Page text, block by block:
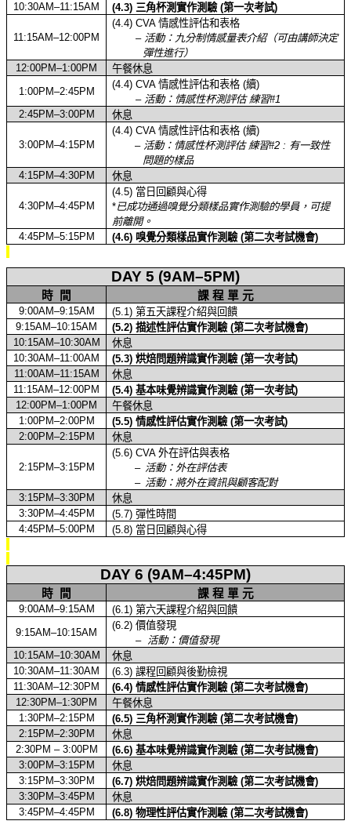
10:30AM–11:15AM
(4.3) 三角杯測實作測驗(第一次考試)
11:15AM–12:00PM
(4.4) CVA情感性評估和表格
– 活動：九分制情感量表介紹（可由講師決定
彈性進行）
12:00PM–1:00PM
午餐休息
1:00PM–2:45PM
(4.4) CVA情感性評估和表格 (續)
– 活動：情感性杯測評估 練習#1
2:45PM–3:00PM
休息
3:00PM–4:15PM
(4.4) CVA情感性評估和表格 (續)
– 活動：情感性杯測評估 練習#2 : 有一致性
問題的樣品
4:15PM–4:30PM
休息
4:30PM–4:45PM
(4.5) 當日回顧與心得
*已成功通過嗅覺分類樣品實作測驗的學員，可提
前離開。
4:45PM–5:15PM
(4.6) 嗅覺分類樣品實作測驗 (第二次考試機會)
DAY 5 (9AM–5PM)
時 間 課 程 單 元
9:00AM–9:15AM (5.1)第五天課程介紹與回饋
9:15AM–10:15AM
(5.2)描述性評估實作測驗(第二次考試機會)
10:15AM–10:30AM
休息
10:30AM–11:00AM
(5.3)烘焙問題辨識實作測驗 (第一次考試)
11:00AM–11:15AM
休息
11:15AM–12:00PM
(5.4)基本味覺辨識實作測驗 (第一次考試)
12:00PM–1:00PM
午餐休息
1:00PM–2:00PM
(5.5)情感性評估實作測驗(第一次考試)
2:00PM–2:15PM
休息
2:15PM–3:15PM
(5.6) CVA外在評估與表格
– 活動：外在評估表
– 活動：將外在資訊與顧客配對
3:15PM–3:30PM
休息
3:30PM–4:45PM
(5.7)彈性時間
4:45PM–5:00PM
(5.8) 當日回顧與心得
DAY 6 (9AM–4:45PM)
時 間 課 程 單 元
9:00AM–9:15AM (6.1)第六天課程介紹與回饋
9:15AM–10:15AM
(6.2)價值發現
– 活動：價值發現
10:15AM–10:30AM
休息
10:30AM–11:30AM
(6.3)課程回顧與後勤檢視
11:30AM–12:30PM
(6.4)情感性評估實作測驗(第二次考試機會)
12:30PM–1:30PM
午餐休息
1:30PM–2:15PM
(6.5) 三角杯測實作測驗(第二次考試機會)
2:15PM–2:30PM
休息
2:30PM – 3:00PM
(6.6)基本味覺辨識實作測驗 (第二次考試機會)
3:00PM–3:15PM
休息
3:15PM–3:30PM
(6.7)烘焙問題辨識實作測驗(第二次考試機會)
3:30PM–3:45PM
休息
3:45PM–4:45PM
(6.8)物理性評估實作測驗(第二次考試機會)